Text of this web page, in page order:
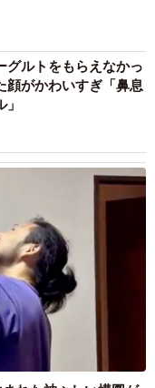
実はBさんは新婚
緒に当院へ来られ
に出産と子育てを
育てに関して一通
ました。
「予定なし」が約半
使い分け」が鮮明に
奥さん、専業主婦な
言 母は泣きながら対
った今もたまに思い
間が11年で2割減少
数に達する深刻な実